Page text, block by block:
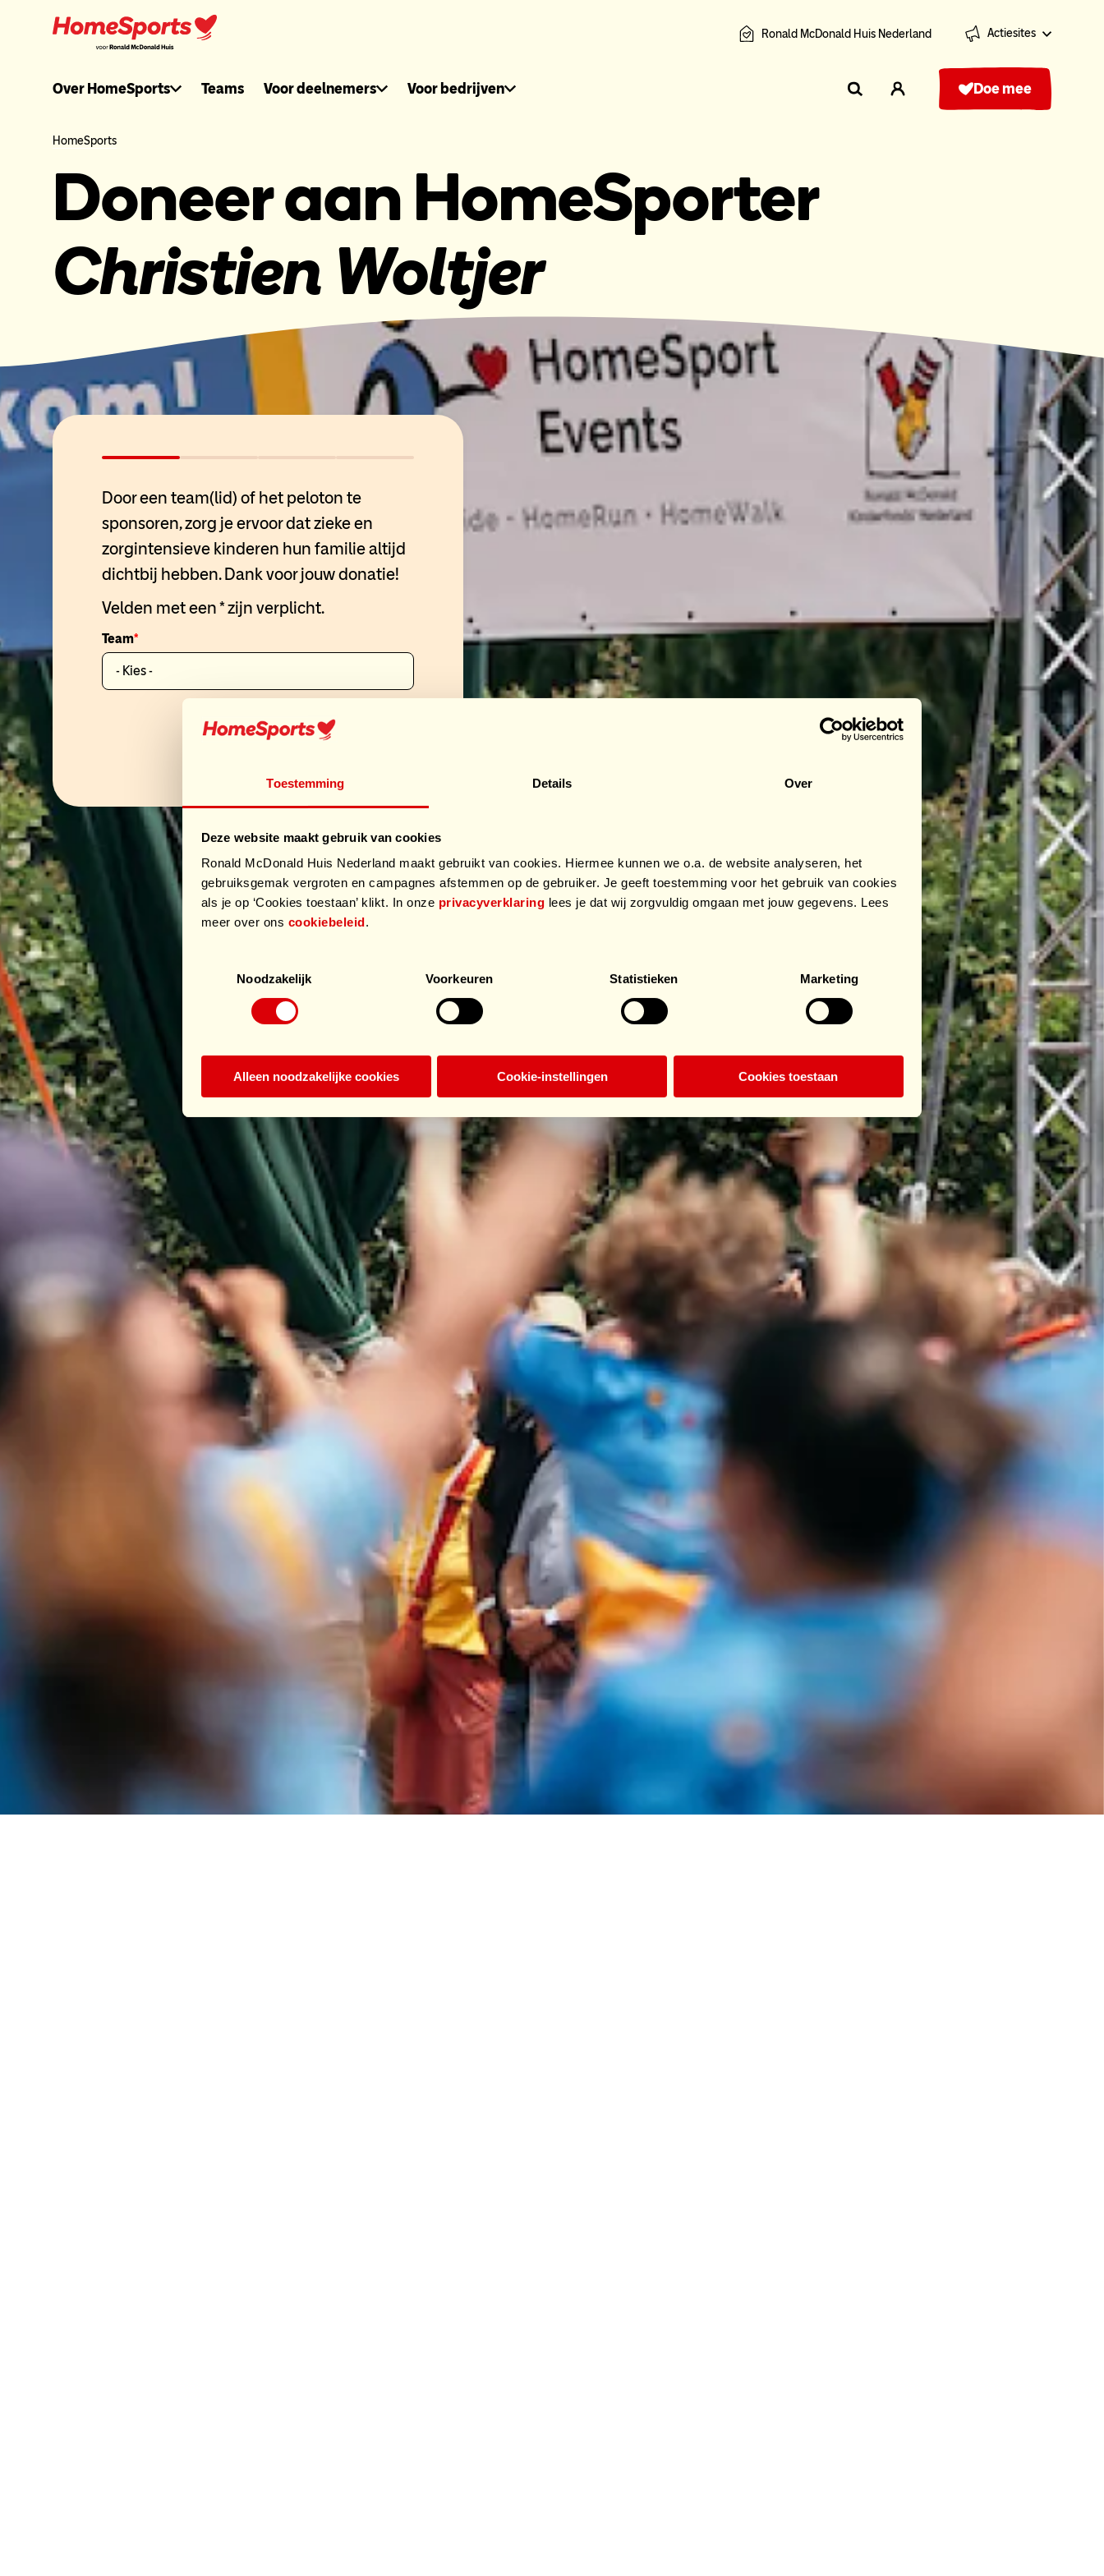
Toestemming Details Over
Deze website maakt gebruik van cookies
Ronald McDonald Huis Nederland maakt gebruikt van cookies. Hiermee kunnen we o.a. de website analyseren, het
gebruiksgemak vergroten en campagnes afstemmen op de gebruiker. Je geeft toestemming voor het gebruik van cookies
als je op ‘Cookies toestaan’ klikt. In onze privacyverklaring lees je dat wij zorgvuldig omgaan met jouw gegevens. Lees
meer over ons cookiebeleid.
Noodzakelijk
Voorkeuren Statistieken Marketing
Alleen noodzakelijke cookies Cookie-instellingen Cookies toestaan
Ronald McDonald Huis Nederland Actiesites
Ronaldmcdonaldhuis.nl
header
menu
Over HomeSports Teams Voor deelnemers Voor bedrijven Doe mee
HomeSports
Doneer aan HomeSporter
Christien Woltjer
Door een team(lid) of het peloton te
sponsoren, zorg je ervoor dat zieke en
zorgintensieve kinderen hun familie altijd
dichtbij hebben. Dank voor jouw donatie!
Velden met een * zijn verplicht.
Team